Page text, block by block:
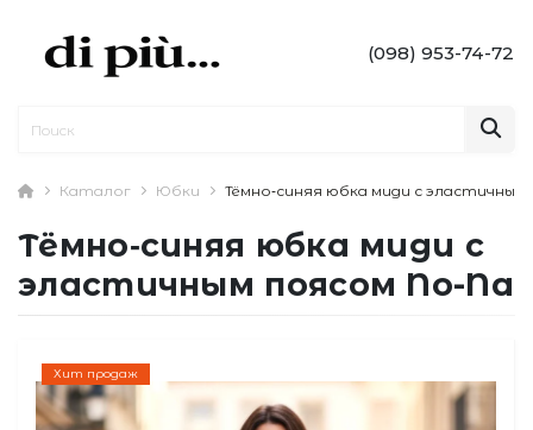
(098) 953-74-72
Каталог Юбки Тёмно‑синяя юбка миди с эластичным
Тёмно‑синяя юбка миди с
эластичным поясом No-Na
Хит продаж